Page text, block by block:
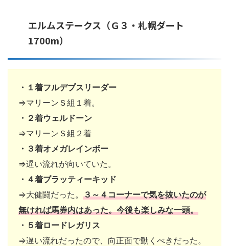
エルムステークス（Ｇ３・札幌ダート
1700m）
・１着フルデプスリーダー
⇒マリーンＳ組１着。
・２着ウェルドーン
⇒マリーンＳ組２着
・３着オメガレインボー
⇒遅い流れが向いていた。
・４着ブラッティーキッド
⇒大健闘だった。 ３～４コーナーで気を抜いたのが
無ければ馬券内はあった。今後も楽しみな一頭。
・５着ロードレガリス
⇒遅い流れだったので、向正面で動くべきだった。